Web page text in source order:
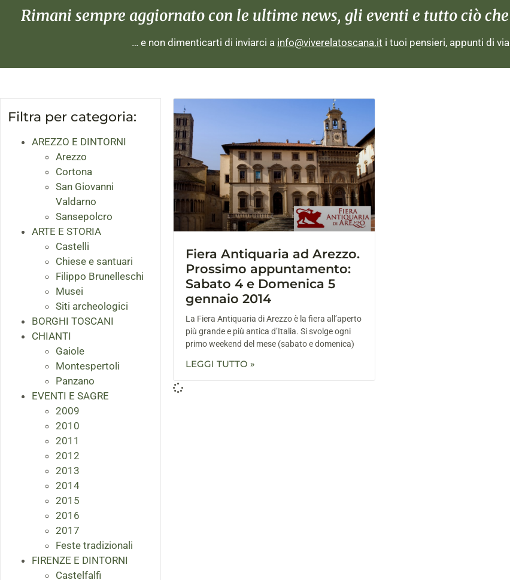
Rimani sempre aggiornato con le ultime news, gli eventi e tutto ciò che
… e non dimenticarti di inviarci a info@viverelatoscana.it i tuoi pensieri, appunti di
Filtra per categoria:
AREZZO E DINTORNI
Arezzo
Cortona
San Giovanni
Valdarno
Sansepolcro
ARTE E STORIA
Castelli
Chiese e santuari
Filippo Brunelleschi
Musei
Siti archeologici
BORGHI TOSCANI
CHIANTI
Gaiole
Montespertoli
Panzano
EVENTI E SAGRE
2009
2010
2011
2012
2013
2014
2015
2016
2017
Feste tradizionali
FIRENZE E DINTORNI
Castelfalfi
Fiera Antiquaria ad Arezzo.
Prossimo appuntamento:
Sabato 4 e Domenica 5
gennaio 2014
La Fiera Antiquaria di Arezzo è la fiera all’aperto
più grande e più antica d’Italia. Si svolge ogni
primo weekend del mese (sabato e domenica)
LEGGI TUTTO »